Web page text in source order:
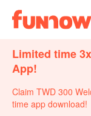
Limited time
App!
Claim TWD 300
time app download!